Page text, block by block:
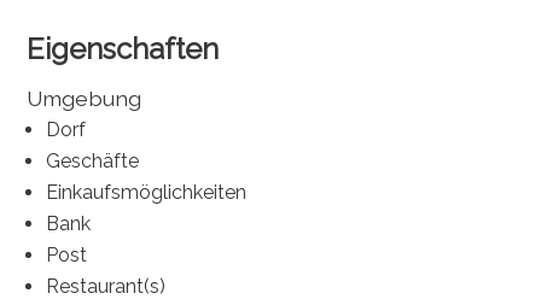
Eigenschaften
Umgebung
Dorf
Geschäfte
Einkaufsmöglichkeiten
Bank
Post
Restaurant(s)